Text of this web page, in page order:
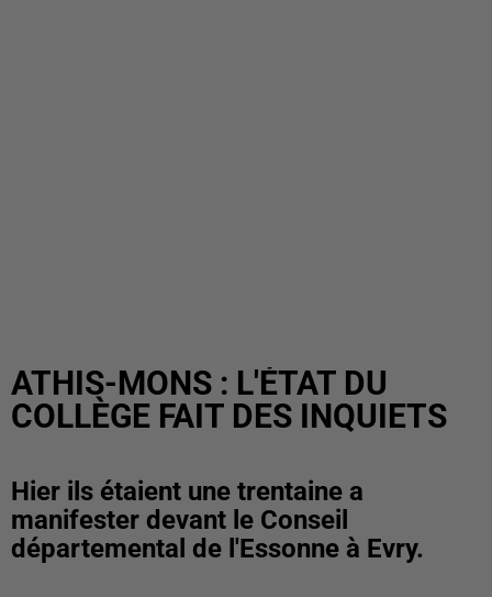
ATHIS-MONS : L'ÉTAT DU
COLLÈGE FAIT DES INQUIETS
Hier ils étaient une trentaine a
manifester devant le Conseil
départemental de l'Essonne à Evry.